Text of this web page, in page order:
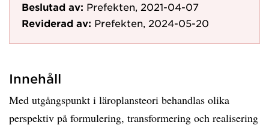
Beslutad av: Prefekten, 2021-04-07
Reviderad av: Prefekten, 2024-05-20
Innehåll
Med utgångspunkt i läroplansteori behandlas olika
perspektiv på formulering, transformering och realisering